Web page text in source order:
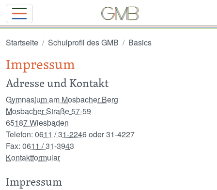
Startseite Schulprofil des GMB Basics
Impressum
Adresse und Kontakt
Gymnasium am Mosbacher Berg
Mosbacher Straße 57-59
65187 Wiesbaden
Telefon: 0611 / 31-2246oder 31-4227
Fax: 0611 / 31-3943
Kontaktformular
Impressum